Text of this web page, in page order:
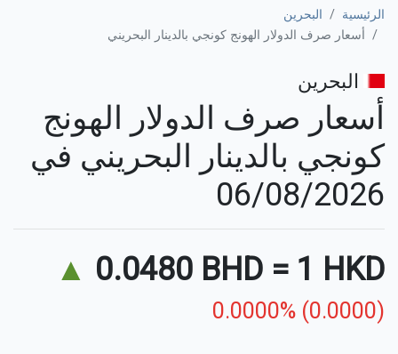
الرئيسية
البحرين
أسعار صرف الدولار الهونج كونجي بالدينار البحريني
البحرين
أسعار صرف الدولار الهونج
كونجي بالدينار البحريني في
06/08/2026
1 HKD
=
0.0480 BHD
▲
0.0000% (0.0000)